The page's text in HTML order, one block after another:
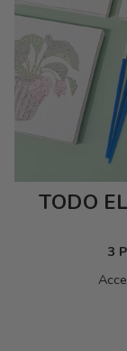
TODO
3